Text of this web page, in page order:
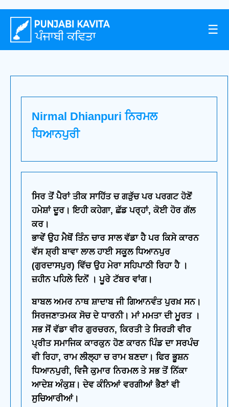
☰
Nirmal Dhianpuri ਨਿਰਮਲ
ਧਿਆਨਪੁਰੀ
ਸਿਰ ਤੋਂ ਪੈਰਾਂ ਤੀਕ ਸਾਹਿੱਤ ਚ ਗੜੁੱਚ ਪਰ ਪਰਗਟ ਹੋਣੋਂ
ਹਮੇਸ਼ਾਂ ਦੂਰ। ਇਹੀ ਕਹੇਗਾ, ਛੱਡ ਪਰ੍ਹਾਂ, ਕੋਈ ਹੋਰ ਗੱਲ
ਕਰ।
ਭਾਵੇਂ ਉਹ ਮੈਥੋਂ ਤਿੰਨ ਚਾਰ ਸਾਲ ਵੱਡਾ ਹੈ ਪਰ ਕਿਸੇ ਕਾਰਨ
ਵੱਸ ਸ਼੍ਰੀ ਬਾਵਾ ਲਾਲ ਹਾਈ ਸਕੂਲ ਧਿਆਨਪੁਰ
(ਗੁਰਦਾਸਪੁਰ) ਵਿੱਚ ਉਹ ਮੇਰਾ ਸਹਿਪਾਠੀ ਰਿਹਾ ਹੈ ।
ਜ਼ਹੀਨ ਪਹਿਲੇ ਦਿਨੋਂ । ਪੂਰੇ ਟੱਬਰ ਵਾਂਗ।
ਬਾਬਲ ਅਮਰ ਨਾਥ ਸ਼ਾਦਾਬ ਜੀ ਗਿਆਨਵੰਤ ਪੁਰਖ਼ ਸਨ।
ਸਿਰਜਣਾਤਮਕ ਸੋਚ ਦੇ ਧਾਰਨੀ। ਮਾਂ ਮਮਤਾ ਦੀ ਮੂਰਤ ।
ਸਭ ਸੋਂ ਵੱਡਾ ਵੀਰ ਗੁਰਚਰਨ, ਕਿਰਤੀ ਤੇ ਸਿਰੜੀ ਵੀਰ
ਪ੍ਰੀਤ ਸਮਾਜਿਕ ਕਾਰਕੁਨ ਹੋਣ ਕਾਰਨ ਪਿੰਡ ਦਾ ਸਰਪੰਚ
ਵੀ ਰਿਹਾ, ਰਾਮ ਲੀਲ੍ਹਾ ਚ ਰਾਮ ਬਣਦਾ। ਫਿਰ ਭੂਸ਼ਨ
ਧਿਆਨਪੁਰੀ, ਵਿਜੈ ਕੁਮਾਰ ਨਿਰਮਲ ਤੇ ਸਭ ਤੋਂ ਨਿੱਕਾ
ਆਦੇਸ਼ ਅੰਕੁਸ਼। ਦੇਵ ਕੰਨਿਆਂ ਵਰਗੀਆਂ ਭੈਣਾਂ ਵੀ
ਸੁਚਿਆਰੀਆਂ।